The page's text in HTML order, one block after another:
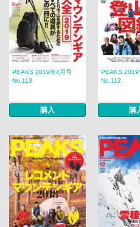
PEAKS 2019年4月号
No.113
購入
PEAKS 2019
No.112
購